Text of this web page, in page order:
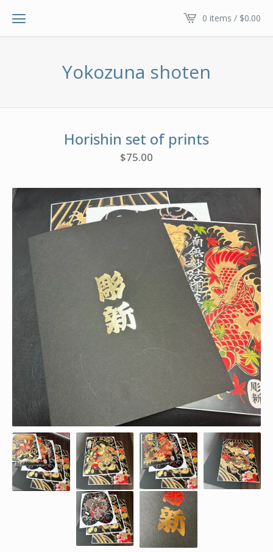
0 items / $0.00
Yokozuna shoten
Horishin set of prints
$75.00